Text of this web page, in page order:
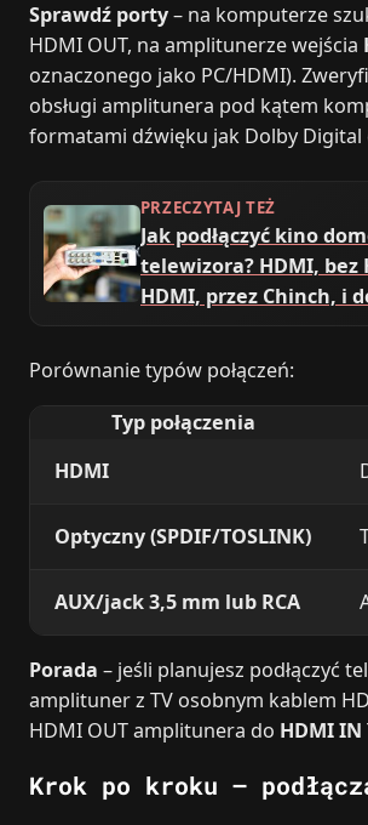
Sprawdź porty– na komputerze
HDMI OUT, na amplitunerze wejścia
oznaczonego jako PC/HDMI).
obsługi amplitunera pod kątem
formatami dźwięku jak Dolby Digital
PRZECZYTAJ TEŻ
Jak podłączyć kino
telewizora? HDMI, bez
HDMI, przez Chinch, i
Porównanie typów połączeń:
Typ połączenia
HDMI
Optyczny (SPDIF/TOSLINK)
AUX/jack 3,5 mm lub RCA
Porada – jeśli planujesz podłączyć
amplituner z TV osobnym kablem
HDMI OUT amplitunera do HDMI IN
Krok po kroku –